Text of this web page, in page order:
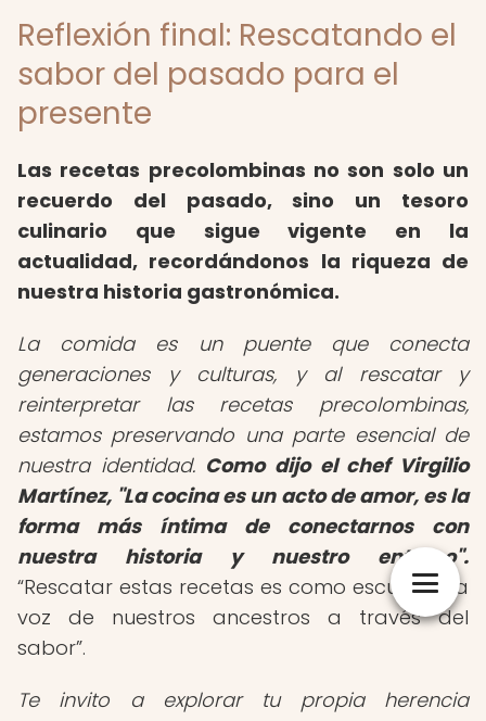
Reflexión final: Rescatando el
sabor del pasado para el
presente
Las recetas precolombinas no son solo un
recuerdo del pasado, sino un tesoro
culinario que sigue vigente en la
actualidad, recordándonos la riqueza de
nuestra historia gastronómica.
La comida es un puente que conecta
generaciones y culturas, y al rescatar y
reinterpretar las recetas precolombinas,
estamos preservando una parte esencial de
nuestra identidad. Como dijo el chef Virgilio
Martínez, "La cocina es un acto de amor, es la
forma más íntima de conectarnos con
nuestra historia y nuestro entorno".
Rescatar estas recetas es como escuchar la
voz de nuestros ancestros a través del
sabor .
Te invito a explorar tu propia herencia